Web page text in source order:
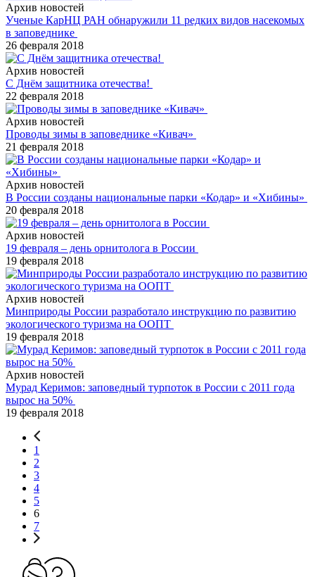
Архив новостей
Ученые КарНЦ РАН обнаружили 11 редких видов насекомых
в заповеднике
26 февраля 2018
Архив новостей
С Днём защитника отечества!
22 февраля 2018
Архив новостей
Проводы зимы в заповеднике «Кивач»
21 февраля 2018
Архив новостей
В России созданы национальные парки «Кодар» и «Хибины»
20 февраля 2018
Архив новостей
19 февраля – день орнитолога в России
19 февраля 2018
Архив новостей
Минприроды России разработало инструкцию по развитию
экологического туризма на ООПТ
19 февраля 2018
Архив новостей
Мурад Керимов: заповедный турпоток в России с 2011 года
вырос на 50%
19 февраля 2018
1
2
3
4
5
6
7